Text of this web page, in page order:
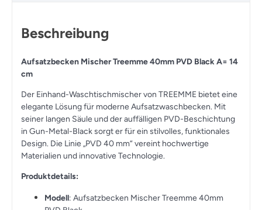
Beschreibung
Aufsatzbecken Mischer Treemme 40mm PVD Black A= 14
cm
Der Einhand-Waschtischmischer von TREEMME bietet eine
elegante Lösung für moderne Aufsatzwaschbecken. Mit
seiner langen Säule und der auffälligen PVD-Beschichtung
in Gun-Metal-Black sorgt er für ein stilvolles, funktionales
Design. Die Linie „PVD 40 mm“ vereint hochwertige
Materialien und innovative Technologie.
Produktdetails:
Modell: Aufsatzbecken Mischer Treemme 40mm